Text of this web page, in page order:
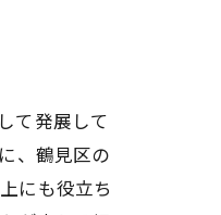
て発展して
、鶴見区の
にも役立ち